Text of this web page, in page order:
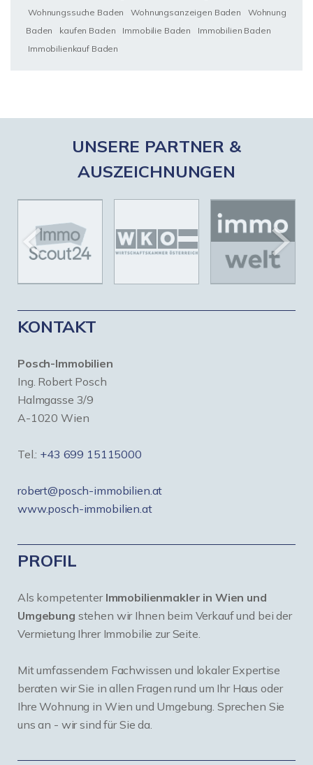
Wohnungssuche Baden
Wohnungsanzeigen Baden
Wohnung
Baden
kaufen Baden Immobilie Baden
Immobilien Baden
Immobilienkauf Baden
UNSERE PARTNER &
AUSZEICHNUNGEN
KONTAKT
Posch-Immobilien
Ing. Robert Posch
Halmgasse 3/9
A-1020 Wien
Tel.: +43 699 15115000
robert@posch-immobilien.at
www.posch-immobilien.at
PROFIL
Als kompetenter Immobilienmakler in Wien und
Umgebung stehen wir Ihnen beim Verkauf und bei der
Vermietung Ihrer Immobilie zur Seite.
Mit umfassendem Fachwissen und lokaler Expertise
beraten wir Sie in allen Fragen rund um Ihr Haus oder
Ihre Wohnung in Wien und Umgebung. Sprechen Sie
uns an - wir sind für Sie da.